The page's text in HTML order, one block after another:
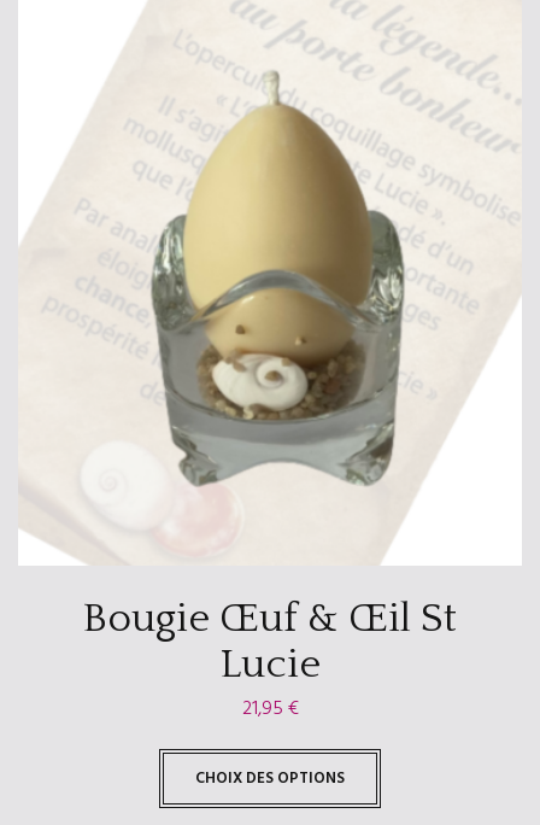
Bougie Œuf & Œil St
Lucie
21,95€
CHOIX DES OPTIONS